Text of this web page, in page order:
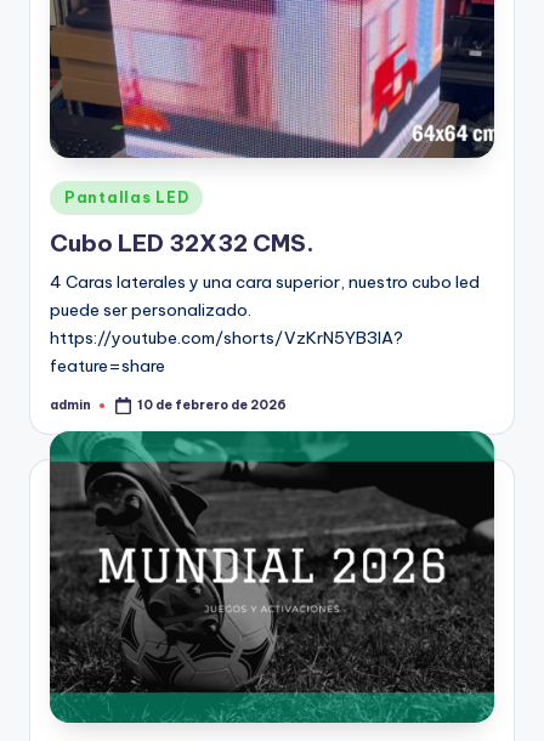
Pantallas LED
Cubo LED 32X32 CMS.
4 Caras laterales y una cara superior, nuestro cubo led
puede ser personalizado.
https://youtube.com/shorts/VzKrN5YB3lA?
feature=share
admin 10 de febrero de 2026